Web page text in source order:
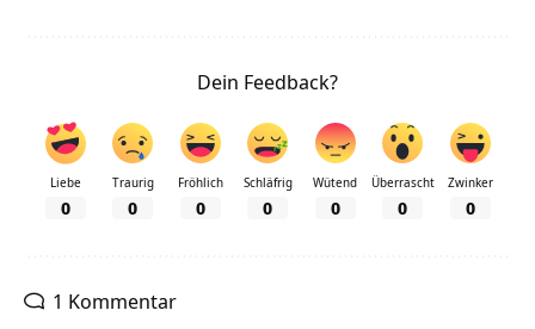
Dein Feedback?
Liebe
0
Traurig
0
Fröhlich
0
Schläfrig
0
Wütend
0
Überrascht
0
Zwinker
0
1 Kommentar